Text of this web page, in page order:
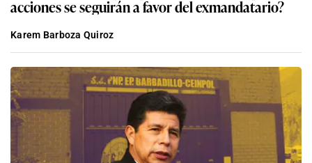
acciones se seguirán a favor del exmandatario?
Karem Barboza Quiroz